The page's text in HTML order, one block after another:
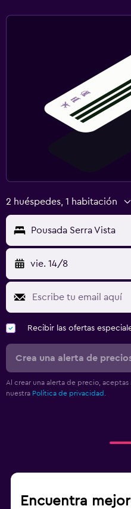
Zona cubierta de juegos
2 huéspedes, 1 habitación
Pousada Serra Vista
vie. 14/8
Recibir las ofertas
Crea una alerta de
Al crear una alerta de precio, aceptas
nuestra Política de privacidad.
Encuentra